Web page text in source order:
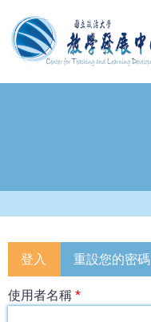
至
主
Primary
tabs
登入 重設您的密碼
使用者名稱